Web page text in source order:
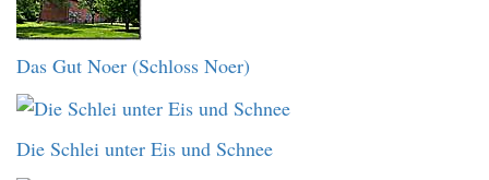
Das Gut Noer (Schloss Noer)
Die Schlei unter Eis und Schnee